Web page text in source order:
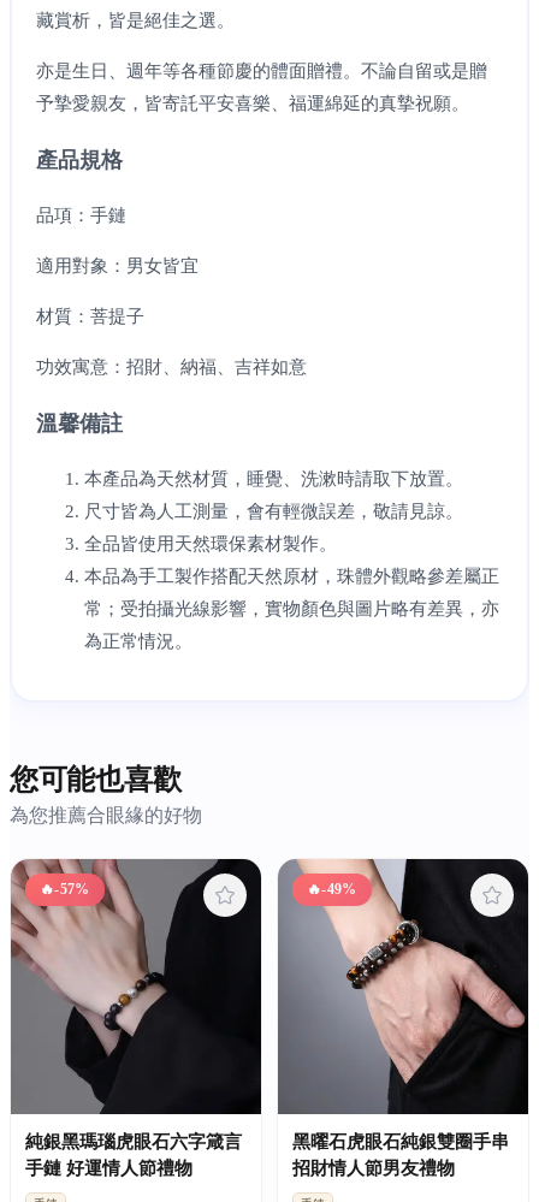
藏賞析，皆是絕佳之選。
亦是生日、週年等各種節慶的體面贈禮。不論自留或是贈
予摯愛親友，皆寄託平安喜樂、福運綿延的真摯祝願。
產品規格
品項：手鏈
適用對象：男女皆宜
材質：菩提子
功效寓意：招財、納福、吉祥如意
溫馨備註
本產品為天然材質，睡覺、洗漱時請取下放置。
尺寸皆為人工測量，會有輕微誤差，敬請見諒。
全品皆使用天然環保素材製作。
本品為手工製作搭配天然原材，珠體外觀略參差屬正
常；受拍攝光線影響，實物顏色與圖片略有差異，亦
為正常情況。
您可能也喜歡
為您推薦合眼緣的好物
🔥-57%
純銀黑瑪瑙虎眼石六字箴言
手鏈 好運情人節禮物
🔥-49%
黑曜石虎眼石純銀雙圈手串
招財情人節男友禮物